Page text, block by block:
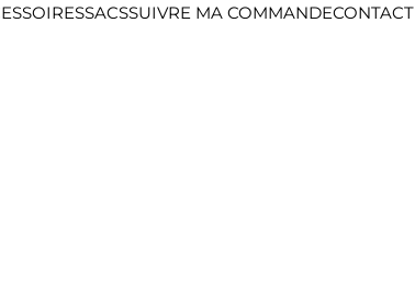
SACSSUIVRE MA COMMANDECONTACT